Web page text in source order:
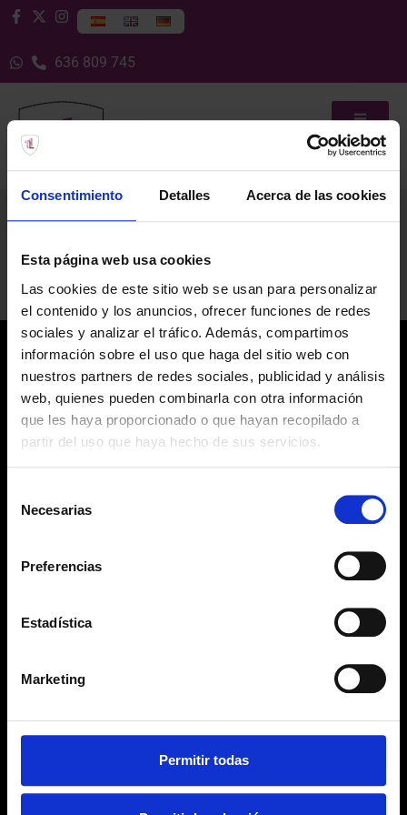
Consentimiento Detalles Acerca de las cookies
Esta página web usa cookies
Las cookies de este sitio web se usan para personalizar
el contenido y los anuncios, ofrecer funciones de redes
sociales y analizar el tráfico. Además, compartimos
información sobre el uso que haga del sitio web con
nuestros partners de redes sociales, publicidad y análisis
web, quienes pueden combinarla con otra información
que les haya proporcionado o que hayan recopilado a
partir del uso que haya hecho de sus servicios.
Necesarias
Preferencias
Estadística
Marketing
Permitir todas
636 809 745
Calle Senador Rafael Stinga González, 2, Oficina 4, Arrecife
Conócenos
Presencia en Medios